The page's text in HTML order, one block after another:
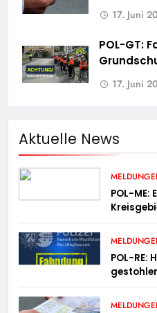
17. Juni
POL-GT:
17. Juni
Aktuelle News
POL-ME:
POL-RE: